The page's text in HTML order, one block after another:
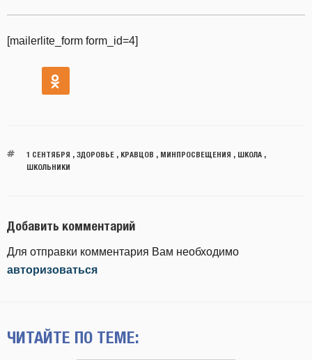
[mailerlite_form form_id=4]
1 СЕНТЯБРЯ , ЗДОРОВЬЕ, КРАВЦОВ , МИНПРОСВЕЩЕНИЯ , ШКОЛА,
ШКОЛЬНИКИ
Добавить комментарий
Для отправки комментария Вам необходимо
авторизоваться
ЧИТАЙТЕ ПО ТЕМЕ: